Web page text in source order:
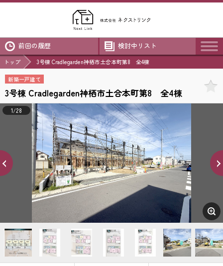
前回の履歴 検討中リスト
トップ 3号棟 Cradlegarden神栖市土合本町第8 全4棟
新築一戸建て
3号棟 Cradlegarden神栖市土合本町第8 全4棟
1/28